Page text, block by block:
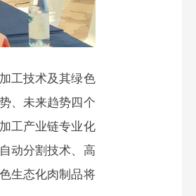
工技术及其绿色
、未来趋势四个
工产业链专业化
动分割技术、高
生态化肉制品将